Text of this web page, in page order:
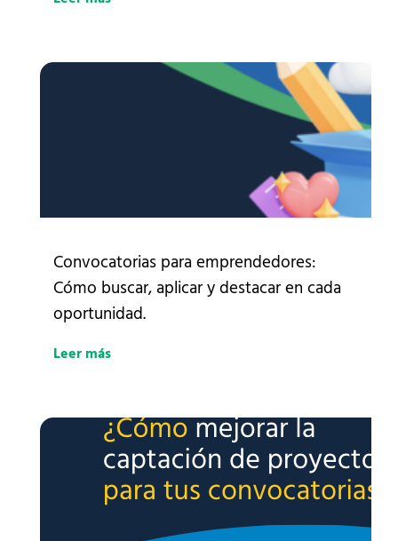
Convocatorias para emprendedores:
Cómo buscar, aplicar y destacar en cada
oportunidad.
Leer más